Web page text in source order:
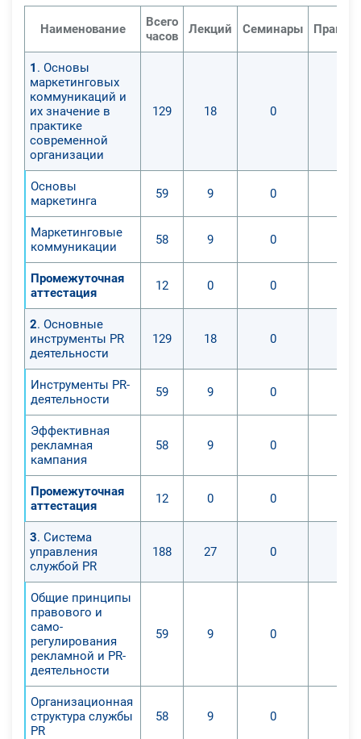
Наименование
Всего
часов
Лекций Семинары
1 . Основы
маркетинговых
коммуникаций и
их значение в
практике
современной
организации
129 18 0
Основы
маркетинга
59 9 0
Маркетинговые
коммуникации
58 9 0
Промежуточная
аттестация
12 0 0
2. Основные
инструменты PR
деятельности
129 18 0
Инструменты PR-
деятельности
59 9 0
Эффективная
рекламная
кампания
58 9 0
Промежуточная
аттестация
12 0 0
3. Система
управления
службой PR
188 27 0
Общие принципы
правового и
само-
регулирования
рекламной и PR-
деятельности
59 9 0
Организационная
структура службы
PR
58 9 0